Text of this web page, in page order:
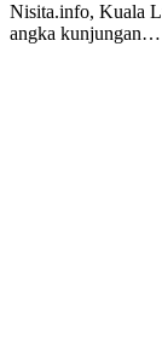
Nisita.info, Kuala
angka kunjungan…